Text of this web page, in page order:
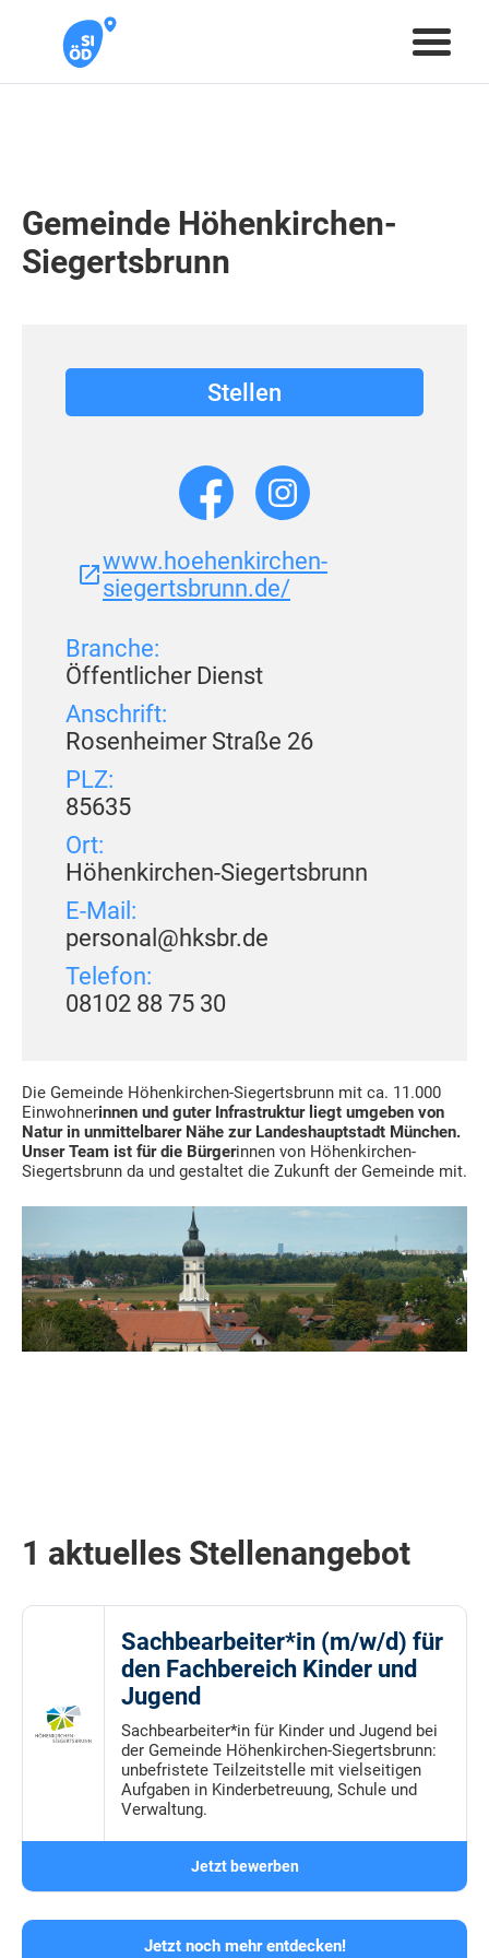
Gemeinde Höhenkirchen-
Siegertsbrunn
Die Gemeinde Höhenkirchen-Siegertsbrunn mit ca. 11.000
Einwohnerinnen und guter Infrastruktur liegt umgeben von
Natur in unmittelbarer Nähe zur Landeshauptstadt München.
Unser Team ist für die Bürgerinnen von Höhenkirchen-
Siegertsbrunn da und gestaltet die Zukunft der Gemeinde mit.
Stellen
www.hoehenkirchen-
siegertsbrunn.de/
Branche:
Öffentlicher Dienst
Anschrift:
Rosenheimer Straße 26
PLZ:
85635
Ort:
Höhenkirchen-Siegertsbrunn
E-Mail:
personal@hksbr.de
Telefon:
08102 88 75 30
1 aktuelles Stellenangebot
Sachbearbeiter*in (m/w/d) für
den Fachbereich Kinder und
Jugend
Sachbearbeiter*in für Kinder und Jugend bei
der Gemeinde Höhenkirchen-Siegertsbrunn:
unbefristete Teilzeitstelle mit vielseitigen
Aufgaben in Kinderbetreuung, Schule und
Verwaltung.
Jetzt bewerben
Jetzt noch mehr entdecken!